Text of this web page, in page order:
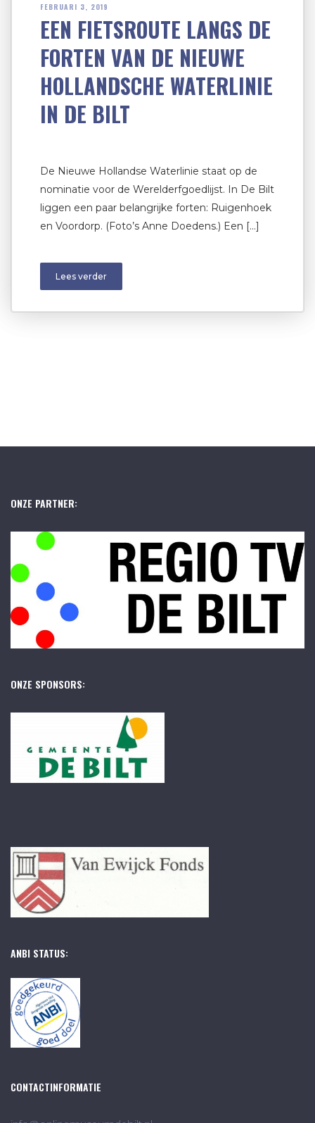
FEBRUARI 3, 2019
EEN FIETSROUTE LANGS DE
FORTEN VAN DE NIEUWE
HOLLANDSCHE WATERLINIE
IN DE BILT
De Nieuwe Hollandse Waterlinie staat op de
nominatie voor de Werelderfgoedlijst. In De Bilt
liggen een paar belangrijke forten: Ruigenhoek
en Voordorp. (Foto’s Anne Doedens.) Een […]
Lees verder
ONZE PARTNER:
ONZE SPONSORS:
ANBI STATUS:
CONTACTINFORMATIE